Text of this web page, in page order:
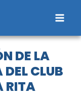
DE LA
CLUB
RITA